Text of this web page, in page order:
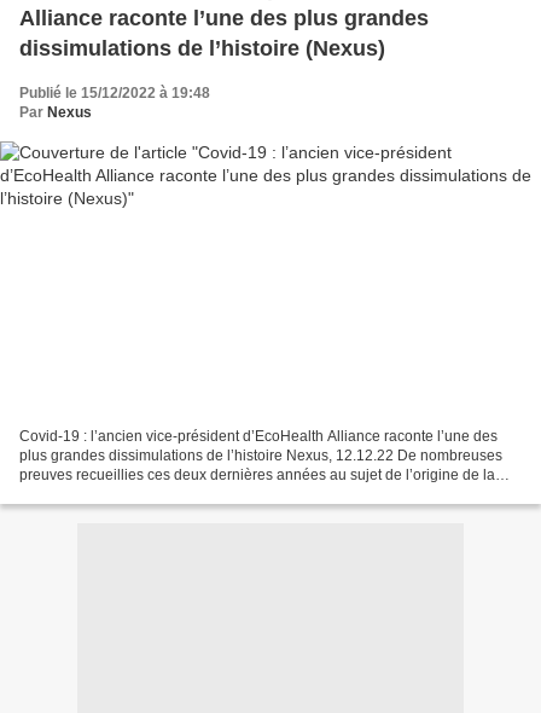
Alliance raconte l’une des plus grandes
dissimulations de l’histoire (Nexus)
Publié le 15/12/2022 à 19:48
Par Nexus
Covid-19 : l’ancien vice-président d’EcoHealth Alliance raconte l’une des
plus grandes dissimulations de l’histoire Nexus, 12.12.22 De nombreuses
preuves recueillies ces deux dernières années au sujet de l’origine de la